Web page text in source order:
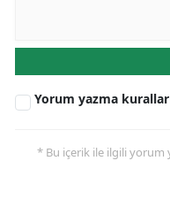
Yorum yazma
* Bu içerik ile ilgili yorum